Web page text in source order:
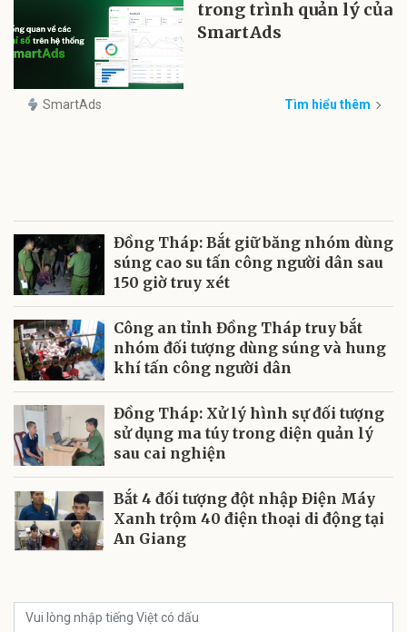
trong trình quản lý của
SmartAds
SmartAds Tìm hiểu thêm
Đồng Tháp: Bắt giữ băng nhóm dùng
súng cao su tấn công người dân sau
150 giờ truy xét
Công an tỉnh Đồng Tháp truy bắt
nhóm đối tượng dùng súng và hung
khí tấn công người dân
Đồng Tháp: Xử lý hình sự đối tượng
sử dụng ma túy trong diện quản lý
sau cai nghiện
Bắt 4 đối tượng đột nhập Điện Máy
Xanh trộm 40 điện thoại di động tại
An Giang